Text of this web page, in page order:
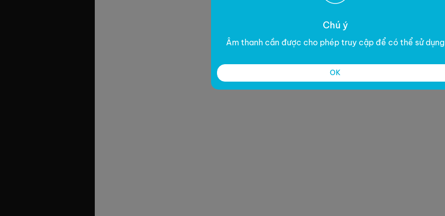
Chú ý
Âm thanh cần được cho phép truy cập để có thể sử dụng
OK